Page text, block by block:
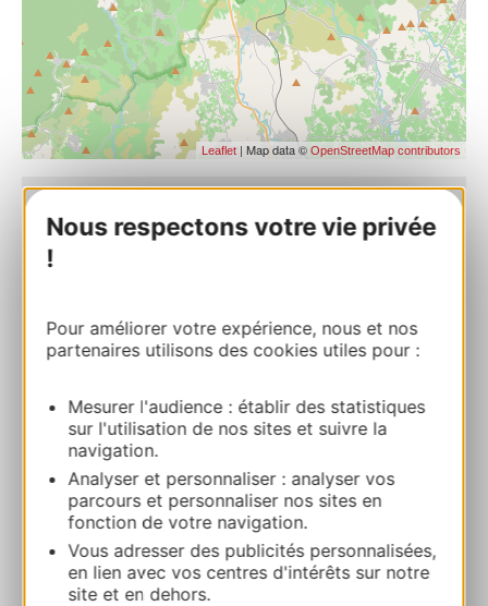
Nous respectons votre vie privée
!
Pour améliorer votre expérience, nous et nos
partenaires utilisons des cookies utiles pour :
Mesurer l'audience : établir des statistiques
sur l'utilisation de nos sites et suivre la
navigation.
Analyser et personnaliser : analyser vos
parcours et personnaliser nos sites en
fonction de votre navigation.
Vous adresser des publicités personnalisées,
en lien avec vos centres d'intérêts sur notre
site et en dehors.
Leaflet | Map data © OpenStreetMap contributors
ARBRE & AVENTURE 34
E-mail
E-mail
Webseite